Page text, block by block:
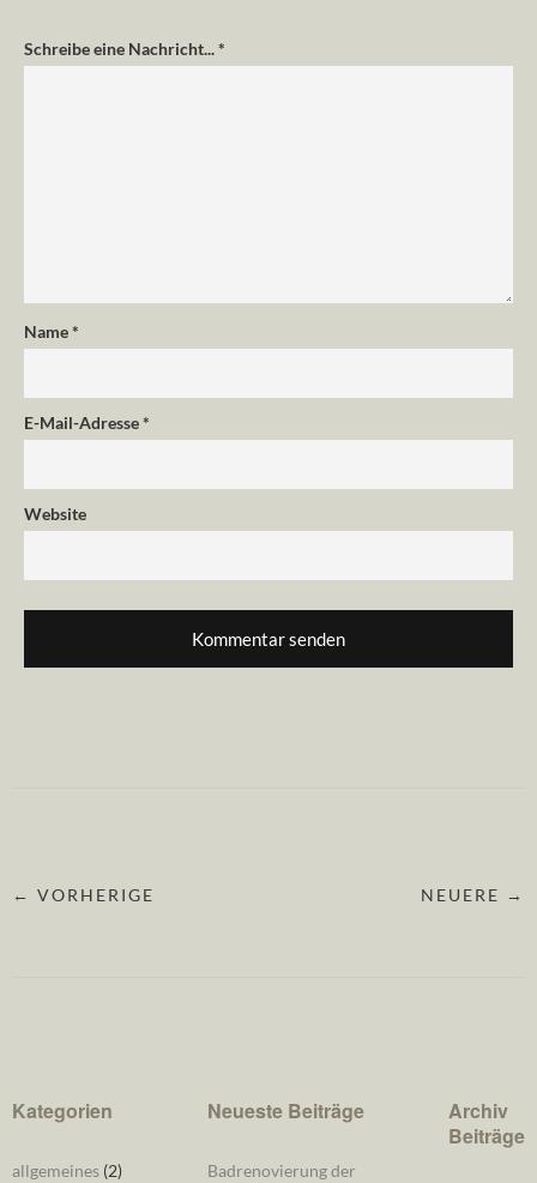
Schreibe eine Nachricht...*
Name*
E-Mail-Adresse*
Website
← VORHERIGE NEUERE →
Kategorien
allgemeines (2)
Neueste Beiträge
Badrenovierung der
Archiv
Beiträge